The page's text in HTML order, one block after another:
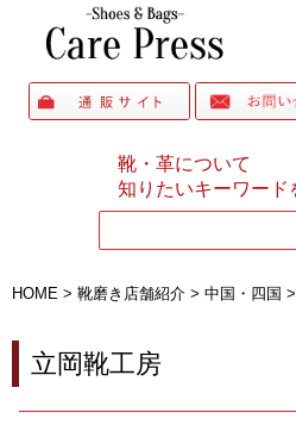
靴・革について
知りたいキーワード
HOME > 靴磨き店舗紹介 > 中国・四国 >
立岡靴工房